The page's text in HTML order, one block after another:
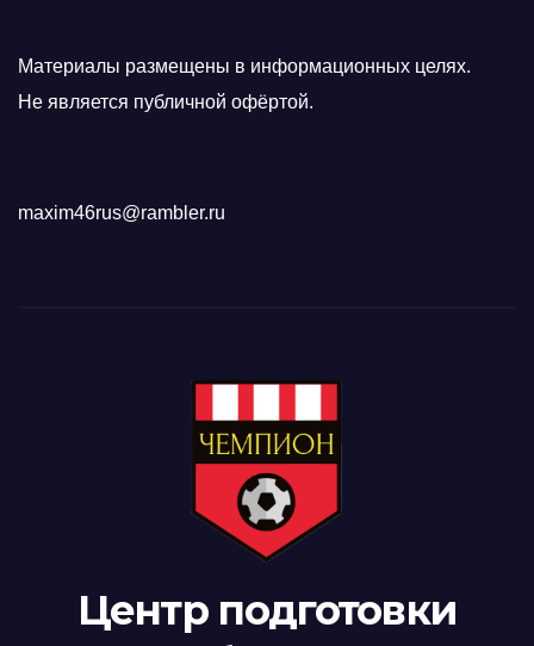
Материалы размещены в информационных целях.
Не является публичной офёртой.
maxim46rus@rambler.ru
Центр подготовки